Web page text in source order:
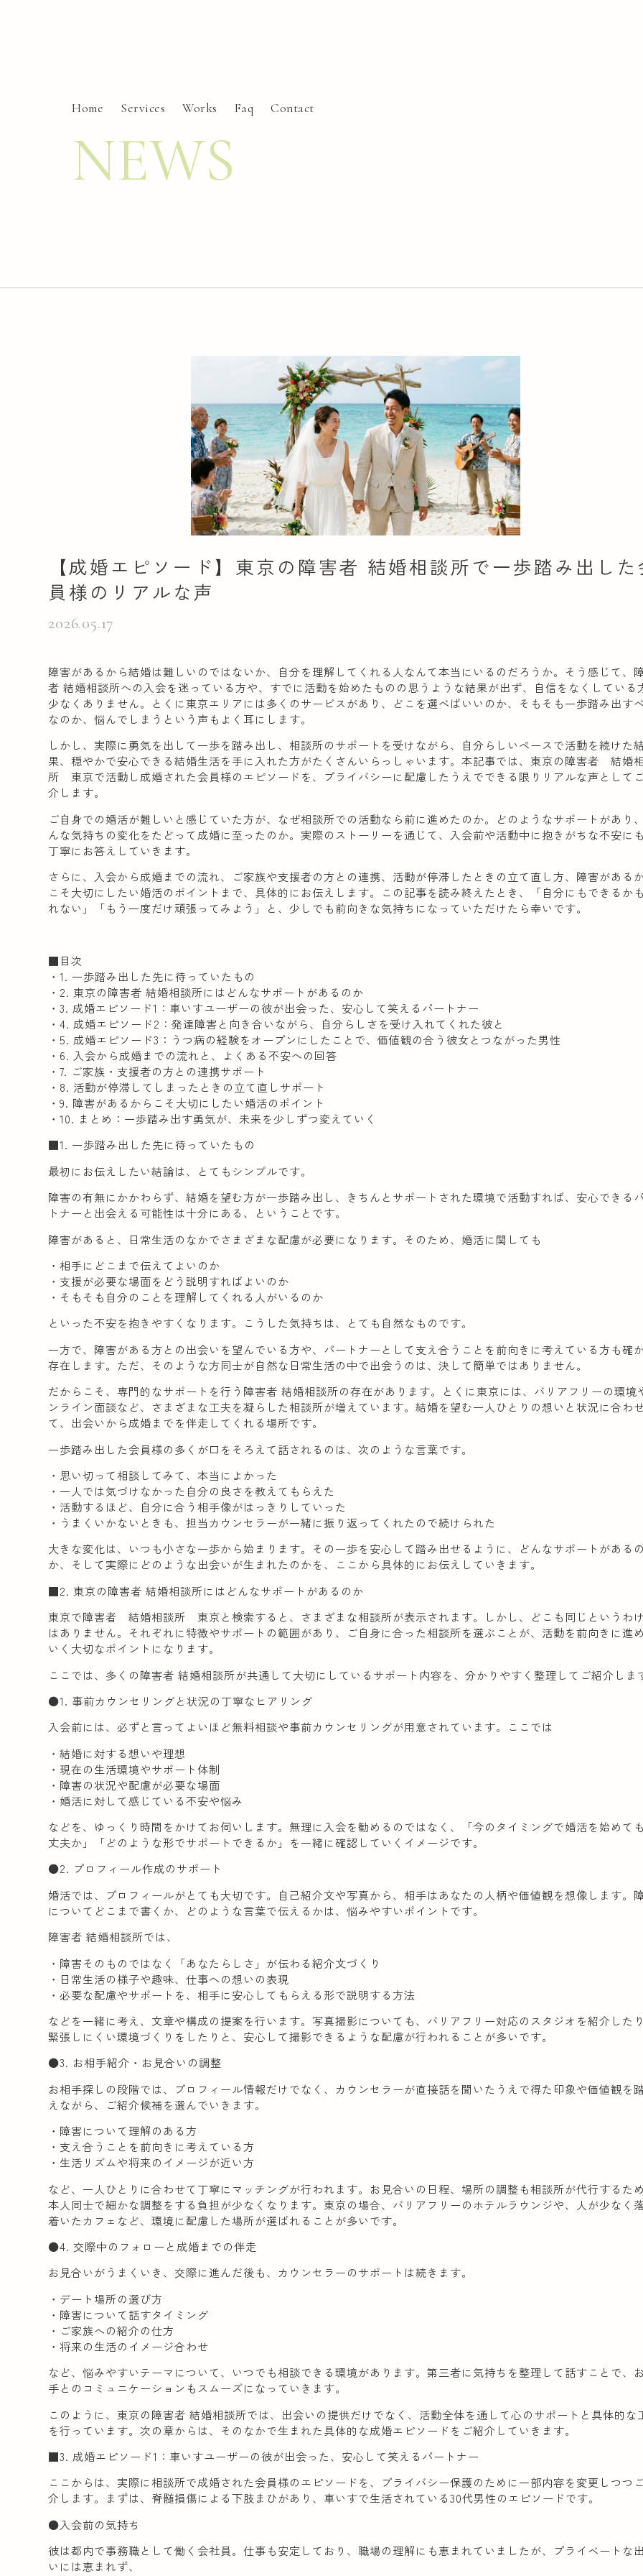
Home Services Works Faq Contact
NEWS
【成婚エピソード】東京の障害者 結婚相談所で一歩踏み出し
員様のリアルな声
2026.05.17
障害があるから結婚は難しいのではないか、自分を理解してくれる人なんて本当にいるのだろうか。そう感じて、
者 結婚相談所への入会を迷っている方や、すでに活動を始めたものの思うような結果が出ず、自信をなくしている
少なくありません。とくに東京エリアには多くのサービスがあり、どこを選べばいいのか、そもそも一歩踏み出す
なのか、悩んでしまうという声もよく耳にします。
しかし、実際に勇気を出して一歩を踏み出し、相談所のサポートを受けながら、自分らしいペースで活動を続けた
果、穏やかで安心できる結婚生活を手に入れた方がたくさんいらっしゃいます。本記事では、東京の障害者 結婚
所 東京で活動し成婚された会員様のエピソードを、プライバシーに配慮したうえでできる限りリアルな声として
介します。
ご自身での婚活が難しいと感じていた方が、なぜ相談所での活動なら前に進めたのか。どのようなサポートがあり
んな気持ちの変化をたどって成婚に至ったのか。実際のストーリーを通じて、入会前や活動中に抱きがちな不安に
丁寧にお答えしていきます。
さらに、入会から成婚までの流れ、ご家族や支援者の方との連携、活動が停滞したときの立て直し方、障害がある
こそ大切にしたい婚活のポイントまで、具体的にお伝えします。この記事を読み終えたとき、「自分にもできるか
れない」「もう一度だけ頑張ってみよう」と、少しでも前向きな気持ちになっていただけたら幸いです。
■目次
・1. 一歩踏み出した先に待っていたもの
・2. 東京の障害者 結婚相談所にはどんなサポートがあるのか
・3. 成婚エピソード1：車いすユーザーの彼が出会った、安心して笑えるパートナー
・4. 成婚エピソード2：発達障害と向き合いながら、自分らしさを受け入れてくれた彼と
・5. 成婚エピソード3：うつ病の経験をオープンにしたことで、価値観の合う彼女とつながった男性
・6. 入会から成婚までの流れと、よくある不安への回答
・7. ご家族・支援者の方との連携サポート
・8. 活動が停滞してしまったときの立て直しサポート
・9. 障害があるからこそ大切にしたい婚活のポイント
・10. まとめ：一歩踏み出す勇気が、未来を少しずつ変えていく
■1. 一歩踏み出した先に待っていたもの
最初にお伝えしたい結論は、とてもシンプルです。
障害の有無にかかわらず、結婚を望む方が一歩踏み出し、きちんとサポートされた環境で活動すれば、安心できる
トナーと出会える可能性は十分にある、ということです。
障害があると、日常生活のなかでさまざまな配慮が必要になります。そのため、婚活に関しても
・相手にどこまで伝えてよいのか
・支援が必要な場面をどう説明すればよいのか
・そもそも自分のことを理解してくれる人がいるのか
といった不安を抱きやすくなります。こうした気持ちは、とても自然なものです。
一方で、障害がある方との出会いを望んでいる方や、パートナーとして支え合うことを前向きに考えている方も確
存在します。ただ、そのような方同士が自然な日常生活の中で出会うのは、決して簡単ではありません。
だからこそ、専門的なサポートを行う障害者 結婚相談所の存在があります。とくに東京には、バリアフリーの環境
ンライン面談など、さまざまな工夫を凝らした相談所が増えています。結婚を望む一人ひとりの想いと状況に合わ
て、出会いから成婚までを伴走してくれる場所です。
一歩踏み出した会員様の多くが口をそろえて話されるのは、次のような言葉です。
・思い切って相談してみて、本当によかった
・一人では気づけなかった自分の良さを教えてもらえた
・活動するほど、自分に合う相手像がはっきりしていった
・うまくいかないときも、担当カウンセラーが一緒に振り返ってくれたので続けられた
大きな変化は、いつも小さな一歩から始まります。その一歩を安心して踏み出せるように、どんなサポートがある
か、そして実際にどのような出会いが生まれたのかを、ここから具体的にお伝えしていきます。
■2. 東京の障害者 結婚相談所にはどんなサポートがあるのか
東京で障害者 結婚相談所 東京と検索すると、さまざまな相談所が表示されます。しかし、どこも同じというわ
はありません。それぞれに特徴やサポートの範囲があり、ご自身に合った相談所を選ぶことが、活動を前向きに進
いく大切なポイントになります。
ここでは、多くの障害者 結婚相談所が共通して大切にしているサポート内容を、分かりやすく整理してご紹介しま
●1. 事前カウンセリングと状況の丁寧なヒアリング
入会前には、必ずと言ってよいほど無料相談や事前カウンセリングが用意されています。ここでは
・結婚に対する想いや理想
・現在の生活環境やサポート体制
・障害の状況や配慮が必要な場面
・婚活に対して感じている不安や悩み
などを、ゆっくり時間をかけてお伺いします。無理に入会を勧めるのではなく、「今のタイミングで婚活を始めて
丈夫か」「どのような形でサポートできるか」を一緒に確認していくイメージです。
●2. プロフィール作成のサポート
婚活では、プロフィールがとても大切です。自己紹介文や写真から、相手はあなたの人柄や価値観を想像します。
についてどこまで書くか、どのような言葉で伝えるかは、悩みやすいポイントです。
障害者 結婚相談所では、
・障害そのものではなく「あなたらしさ」が伝わる紹介文づくり
・日常生活の様子や趣味、仕事への想いの表現
・必要な配慮やサポートを、相手に安心してもらえる形で説明する方法
などを一緒に考え、文章や構成の提案を行います。写真撮影についても、バリアフリー対応のスタジオを紹介した
緊張しにくい環境づくりをしたりと、安心して撮影できるような配慮が行われることが多いです。
●3. お相手紹介・お見合いの調整
お相手探しの段階では、プロフィール情報だけでなく、カウンセラーが直接話を聞いたうえで得た印象や価値観を
えながら、ご紹介候補を選んでいきます。
・障害について理解のある方
・支え合うことを前向きに考えている方
・生活リズムや将来のイメージが近い方
など、一人ひとりに合わせて丁寧にマッチングが行われます。お見合いの日程、場所の調整も相談所が代行するた
本人同士で細かな調整をする負担が少なくなります。東京の場合、バリアフリーのホテルラウンジや、人が少なく
着いたカフェなど、環境に配慮した場所が選ばれることが多いです。
●4. 交際中のフォローと成婚までの伴走
お見合いがうまくいき、交際に進んだ後も、カウンセラーのサポートは続きます。
・デート場所の選び方
・障害について話すタイミング
・ご家族への紹介の仕方
・将来の生活のイメージ合わせ
など、悩みやすいテーマについて、いつでも相談できる環境があります。第三者に気持ちを整理して話すことで、
手とのコミュニケーションもスムーズになっていきます。
このように、東京の障害者 結婚相談所では、出会いの提供だけでなく、活動全体を通して心のサポートと具体的な
を行っています。次の章からは、そのなかで生まれた具体的な成婚エピソードをご紹介していきます。
■3. 成婚エピソード1：車いすユーザーの彼が出会った、安心して笑えるパートナー
ここからは、実際に相談所で成婚された会員様のエピソードを、プライバシー保護のために一部内容を変更しつつ
介します。まずは、脊髄損傷による下肢まひがあり、車いすで生活されている30代男性のエピソードです。
●入会前の気持ち
彼は都内で事務職として働く会社員。仕事も安定しており、職場の理解にも恵まれていましたが、プライベートな
いには恵まれず、